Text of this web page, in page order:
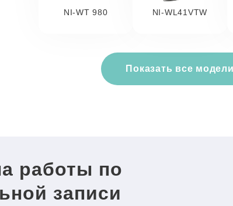
NI-WT 980 NI-WL41VTW
Показать все модели
работы по
записи